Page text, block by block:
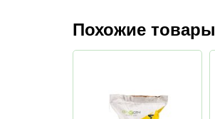
Похожие товары